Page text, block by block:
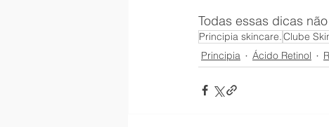
Todas essas dicas
Principia skincare.Clube
Principia
Ácido Retinol